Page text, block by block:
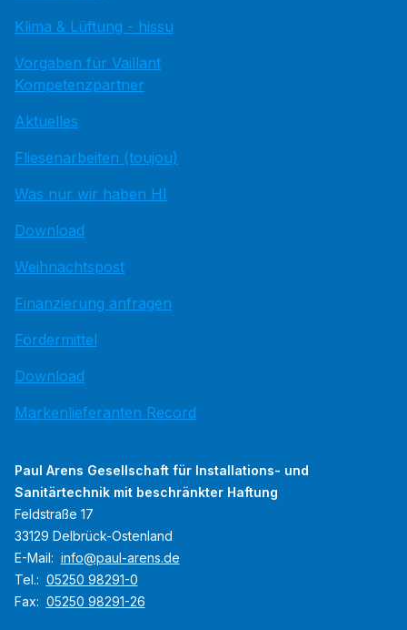
Klima & Lüftung - hissu
Vorgaben für Vaillant
Kompetenzpartner
Aktuelles
Fliesenarbeiten (toujou)
Was nur wir haben HI
Download
Weihnachtspost
Finanzierung anfragen
Fördermittel
Download
Markenlieferanten Record
Paul Arens Gesellschaft für Installations- und
Sanitärtechnik mit beschränkter Haftung
Feldstraße 17
33129 Delbrück-Ostenland
E-Mail: info@paul-arens.de
Tel.: 05250 98291-0
Fax: 05250 98291-26